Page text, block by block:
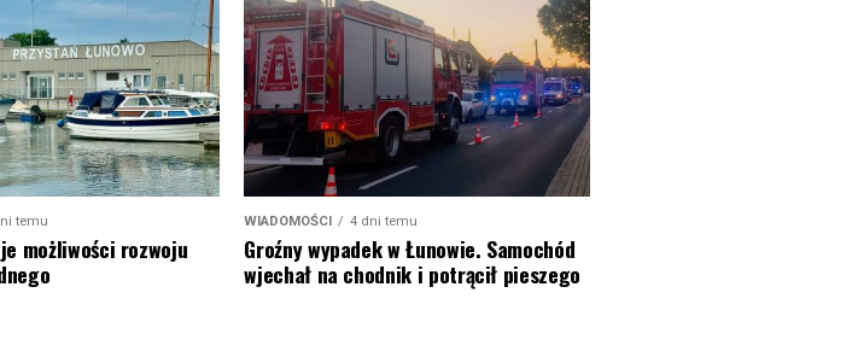
temu
możliwości rozwoju
WIADOMOŚCI 4 dni temu
Groźny wypadek w Łunowie. Samochód
wjechał na chodnik i potrącił pieszego